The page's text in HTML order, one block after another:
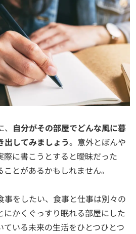
自分がその部屋でどんな風に暮
出してみましょう。意外とぼんや
際に書こうとすると曖昧だった
とがあるかもしれません。
事をしたい、食事と仕事は別々の
にかくぐっすり眠れる部屋にした
ている未来の生活をひとつひとつ